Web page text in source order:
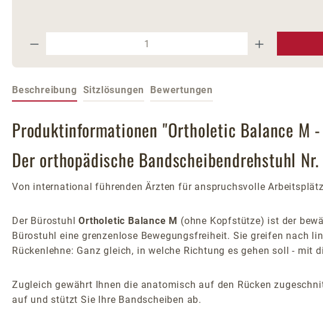
Produkt Anzahl: Gib den gewünschten
Beschreibung Sitzlösungen Bewertungen
Produktinformationen "Ortholetic Balance M
Der orthopädische Bandscheibendrehstuhl Nr.
Von international führenden Ärzten für anspruchsvolle
Der BürostuhlOrtholetic Balance M (ohne Kopfstütze) ist der
Bürostuhl eine grenzenlose Bewegungsfreiheit. Sie greifen nach
Rückenlehne: Ganz gleich, in welche Richtung es gehen soll - mit
Zugleich gewährt Ihnen die anatomisch auf den Rücken
auf und stützt Sie Ihre Bandscheiben ab.